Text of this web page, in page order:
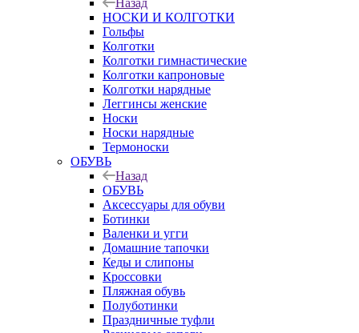
Назад
НОСКИ И КОЛГОТКИ
Гольфы
Колготки
Колготки гимнастические
Колготки капроновые
Колготки нарядные
Леггинсы женские
Носки
Носки нарядные
Термоноски
ОБУВЬ
Назад
ОБУВЬ
Аксессуары для обуви
Ботинки
Валенки и угги
Домашние тапочки
Кеды и слипоны
Кроссовки
Пляжная обувь
Полуботинки
Праздничные туфли